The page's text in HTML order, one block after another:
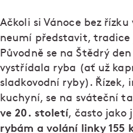
Ačkoli si Vánoce bez
neumí představit, tradice
Původně se na Štědrý den
vystřídala ryba (ať už
sladkovodní ryby). Řízek,
kuchyní, se na sváteční
ve 20. století, často jako
rybám a volání linky 155